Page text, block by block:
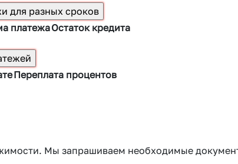
платежаОстаток кредита
Переплата процентов
Мы запрашиваем необходимые